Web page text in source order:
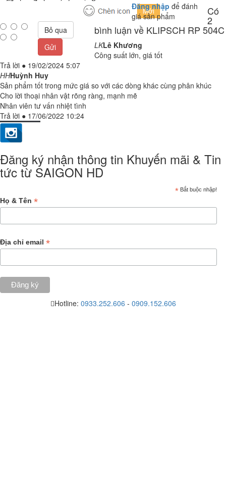
Đăng nhập để đánh
giá sản phẩm
Bỏ qua
Gửi
Có
2
bình luận về KLIPSCH RP 504C
LKLê Khương
Công suất lớn, giá tốt
Trả lời ● 19/02/2024 5:07
HHHuỳnh Huy
Sản phẩm tốt trong mức giá so với các dòng khác cùng phân khúc
Cho lời thoại nhân vật rõng ràng, mạnh mẽ
Nhân viên tư vấn nhiệt tình
Trả lời ● 17/06/2022 10:24
Đăng ký nhận thông tin Khuyến mãi & Tin
tức từ SAIGON HD
* Bắt buộc nhập!
Họ & Tên *
Địa chỉ email *
Hotline: 0933.252.606 - 0909.152.606